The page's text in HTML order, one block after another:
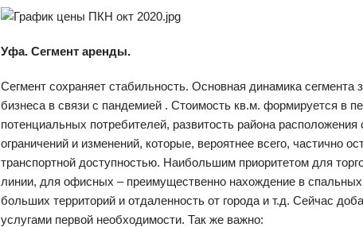
Уфа. Сегмент аренды.
Сегмент сохраняет стабильность. Основная динамика
бизнеса в связи с пандемией . Стоимость кв.м. формируется в
потенциальных потребителей, развитость района
ограничений и изменений, которые, вероятнее всего, частично
транспортной доступностью. Наибольшим приоритетом для
линии, для офисных – преимущественно нахождение в
больших территорий и отдаленность от города и т.д. Сейчас
услугами первой необходимости. Так же важно: